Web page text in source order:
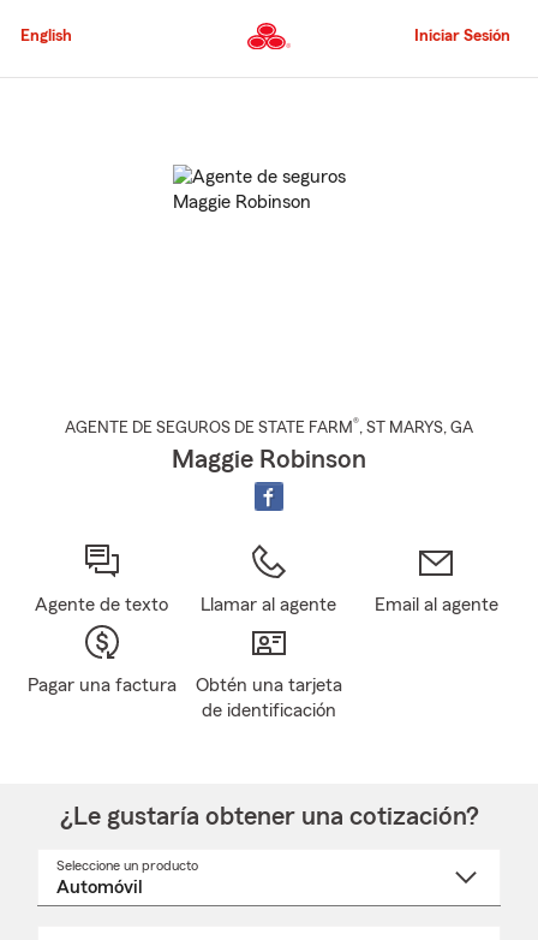
al
principal
English Iniciar Sesión
AGENTE DE SEGUROS DE STATE FARM®, ST MARYS, GA
Maggie Robinson
Agente de texto Llamar al agente Email al agente
Pagar una factura
Obtén una tarjeta
de identificación
¿Le gustaría obtener una cotización?
Seleccione un producto